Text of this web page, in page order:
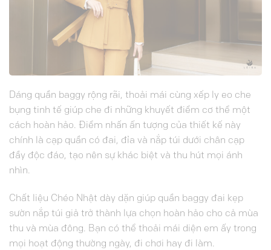
Dáng quần baggy rộng rãi, thoải mái cùng xếp ly eo che
bụng tinh tế giúp che đi những khuyết điểm cơ thể một
cách hoàn hảo. Điểm nhấn ấn tượng của thiết kế này
chính là cạp quần có đai, đỉa và nắp túi dưới chân cạp
đầy độc đáo, tạo nên sự khác biệt và thu hút mọi ánh
nhìn.
Chất liệu Chéo Nhật dày dặn giúp quần baggy đai kẹp
sườn nắp túi giả trở thành lựa chọn hoàn hảo cho cả mùa
thu và mùa đông. Bạn có thể thoải mái diện em ấy trong
mọi hoạt động thường ngày, đi chơi hay đi làm.